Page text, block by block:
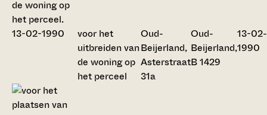
voor het
uitbreiden van
de woning op
het perceel
Oud-
Beijerland,
Asterstraat
31a
Oud-
Beijerland,
B 1429
13-02-
1990